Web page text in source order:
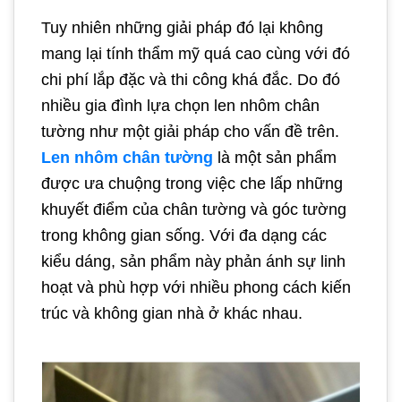
Tuy nhiên những giải pháp đó lại không
mang lại tính thẩm mỹ quá cao cùng với đó
chi phí lắp đặc và thi công khá đắc. Do đó
nhiều gia đình lựa chọn len nhôm chân
tường như một giải pháp cho vấn đề trên.
Len nhôm chân tường là một sản phẩm
được ưa chuộng trong việc che lấp những
khuyết điểm của chân tường và góc tường
trong không gian sống. Với đa dạng các
kiểu dáng, sản phẩm này phản ánh sự linh
hoạt và phù hợp với nhiều phong cách kiến
trúc và không gian nhà ở khác nhau.